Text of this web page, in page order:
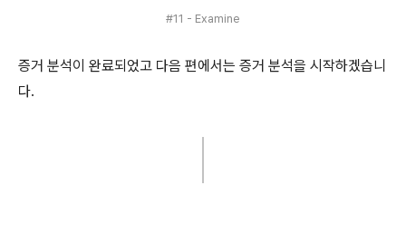
#11 - Examine
증거 분석이 완료되었고 다음 편에서는 증거 분석을 시작하겠습니
다.